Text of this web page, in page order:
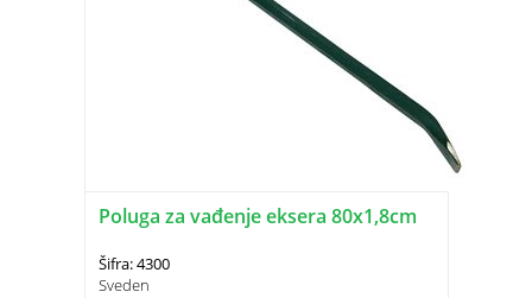
Poluga za vađenje eksera 80x1,8cm
Šifra: 4300
Sveden